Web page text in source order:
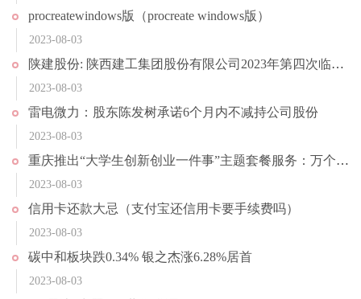
procreatewindows版（procreate windows版）
2023-08-03
陕建股份: 陕西建工集团股份有限公司2023年第四次临时股东大会决议公告
2023-08-03
雷电微力：股东陈发树承诺6个月内不减持公司股份
2023-08-03
重庆推出“大学生创新创业一件事”主题套餐服务：万个免费创业工位“即申即享”
2023-08-03
信用卡还款大忌（支付宝还信用卡要手续费吗）
2023-08-03
碳中和板块跌0.34% 银之杰涨6.28%居首
2023-08-03